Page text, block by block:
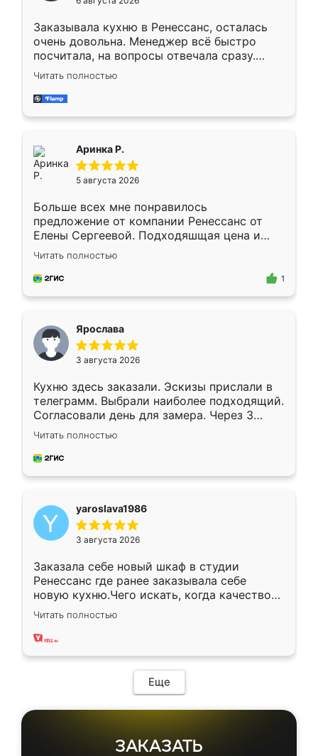
мебели буду заказывать только здесь.
Заказывала кухню в Ренессанс, осталась
очень довольна. Менеджер всё быстро
посчитала, на вопросы отвечала сразу.
Замерщик приехал в субботу, подошёл к
делу со всей ответственностью. Собрали
за день, ребята работали аккуратно, даже
Читать полностью
Аринка Р.
5 августа 2026
Больше всех мне понравилось
предложение от компании Ренессанс от
Елены Сергеевой. Подходяшщая цена и
короткие сроки изготовления. Приехавший
для замера сотрудник Владислав
предложил по моему эскизу самый
Читать полностью
1
Ярослава
3 августа 2026
Кухню здесь заказали. Эскизы прислали в
телеграмм. Выбрали наиболее подходящий.
Согласовали день для замера. Через 3
недели кухня была уже готова. Остались
довольны работой. Спасибо Ренессанс
мебель за качественную работу!
Читать полностью
yaroslava1986
3 августа 2026
Заказала себе новый шкаф в студии
Ренессанс где ранее заказывала себе
новую кухню.Чего искать, когда качеством
вполне довольна. Служит кухня уже почти
два года, нареканий нет.
Читать полностью
Еще
ЗАКАЗАТЬ